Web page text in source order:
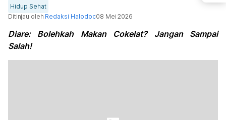
Hidup Sehat
Ditinjau oleh Redaksi Halodoc08 Mei 2026
Diare: Bolehkah Makan Cokelat? Jangan Sampai
Salah!